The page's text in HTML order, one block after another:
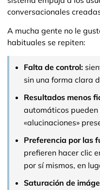
conversacionales
A mucha gente no le
habituales se repiten:
Falta de control:
sin una forma clara
Resultados menos
automáticos
«alucinaciones»
Preferencia por las
prefieren hacer clic
por sí mismos, en
Saturación de